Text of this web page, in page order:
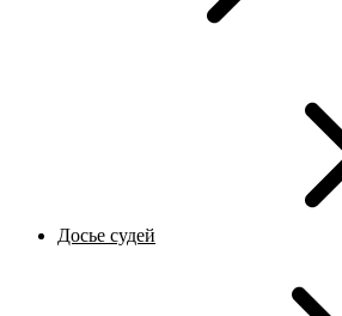
Досье судей